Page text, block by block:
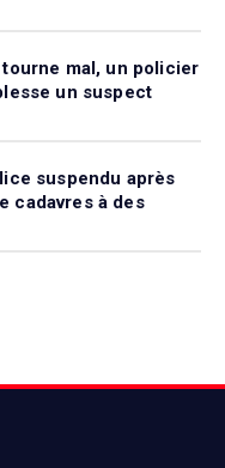
mal, un policier
un suspect
suspendu après
cadavres à des